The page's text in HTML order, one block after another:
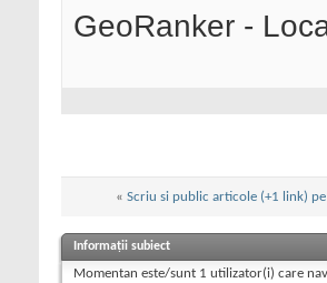
GeoRanker -
« Scriu si public articole (+1 link)
Informații subiect
Momentan este/sunt 1 utilizator(i) care